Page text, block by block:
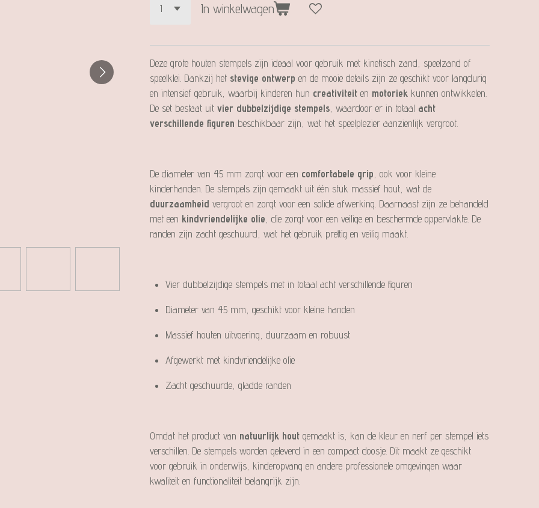
In winkelwagen
Deze grote houten stempels zijn ideaal voor gebruik met kinetisch zand, speelzand of
speelklei. Dankzij het stevige ontwerp en de mooie details zijn ze geschikt voor langdurig
en intensief gebruik, waarbij kinderen hun creativiteit en motoriek kunnen ontwikkelen.
De set bestaat uit vier dubbelzijdige stempels , waardoor er in totaal acht
verschillende figuren beschikbaar zijn, wat het speelplezier aanzienlijk vergroot.
De diameter van 45 mm zorgt voor een comfortabele grip , ook voor kleine
kinderhanden. De stempels zijn gemaakt uit één stuk massief hout, wat de
duurzaamheid vergroot en zorgt voor een solide afwerking. Daarnaast zijn ze behandeld
met een kindvriendelijke olie , die zorgt voor een veilige en beschermde oppervlakte. De
randen zijn zacht geschuurd, wat het gebruik prettig en veilig maakt.
Vier dubbelzijdige stempels met in totaal acht verschillende figuren
Diameter van 45 mm, geschikt voor kleine handen
Massief houten uitvoering, duurzaam en robuust
Afgewerkt met kindvriendelijke olie
Zacht geschuurde, gladde randen
Omdat het product van natuurlijk hout gemaakt is, kan de kleur en nerf per stempel iets
verschillen. De stempels worden geleverd in een compact doosje. Dit maakt ze geschikt
voor gebruik in onderwijs, kinderopvang en andere professionele omgevingen waar
kwaliteit en functionaliteit belangrijk zijn.